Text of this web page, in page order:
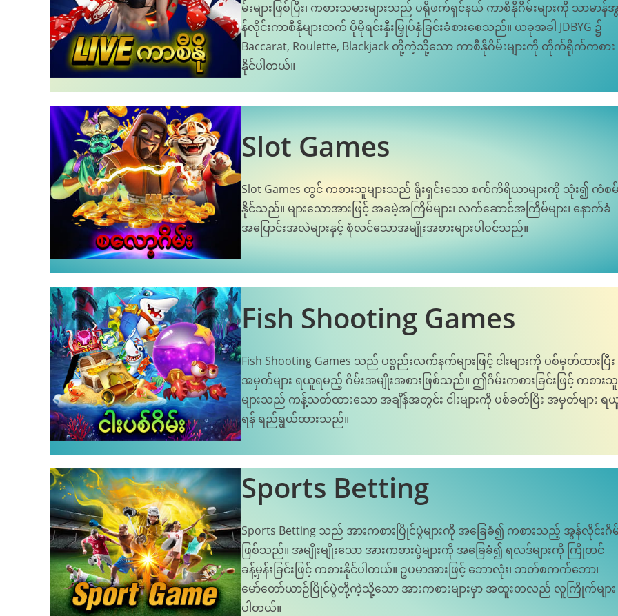
မ်းများဖြစ်ပြီး၊ ကစားသမားများသည် ပရိုဖက်ရှင်နယ် ကာစီနိုဂိမ်းများကို သာမာန်
န်လိုင်းကာစီနိုများထက် ပိုမိုရင်းနှီးမြှုပ်နှံခြင်းခံစားစေသည်။ ယခုအခါ JDBYG ၌
Baccarat, Roulette, Blackjack တို့ကဲ့သို့သော ကာစီနိုဂိမ်းများကို တိုက်ရိုက်ကစား
နိုင်ပါတယ်။
Slot Games
Slot Games တွင် ကစားသူများသည် ရိုးရှင်းသော စက်ကိရိယာများကို သုံး၍ ကံစ
နိုင်သည်။ များသောအားဖြင့် အခမဲ့အကြိမ်များ၊ လက်ဆောင်အကြိမ်များ၊ နောက်ခံ
အပြောင်းအလဲများနှင့် စုံလင်သောအမျိုးအစားများပါဝင်သည်။
Fish Shooting Games
Fish Shooting Games သည် ပစ္စည်းလက်နက်များဖြင့် ငါးများကို ပစ်မှတ်ထားပြီး
အမှတ်များ ရယူရမည့် ဂိမ်းအမျိုးအစားဖြစ်သည်။ ဤဂိမ်းကစားခြင်းဖြင့် ကစားသူ
များသည် ကန့်သတ်ထားသော အချိန်အတွင်း ငါးများကို ပစ်ခတ်ပြီး အမှတ်များ ရ
ရန် ရည်ရွယ်ထားသည်။
Sports Betting
Sports Betting သည် အားကစားပြိုင်ပွဲများကို အခြေခံ၍ ကစားသည့် အွန်လိုင်းဂိ
ဖြစ်သည်။ အမျိုးမျိုးသော အားကစားပွဲများကို အခြေခံ၍ ရလဒ်များကို ကြိုတင်
ခန့်မှန်းခြင်းဖြင့် ကစားနိုင်ပါတယ်။ ဥပမာအားဖြင့် ဘောလုံး၊ ဘတ်စကက်ဘော၊
မော်တော်ယာဉ်ပြိုင်ပွဲတို့ကဲ့သို့သော အားကစားများမှာ အထူးတလည် လူကြိုက်များ
ပါတယ်။